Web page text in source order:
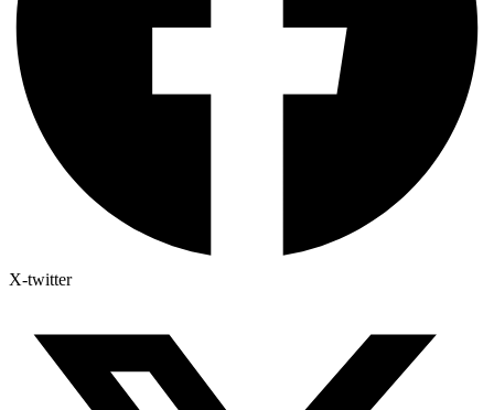
X-twitter